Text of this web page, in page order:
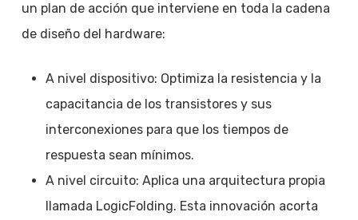
un plan de acción que interviene en toda la cadena
de diseño del hardware:
A nivel dispositivo: Optimiza la resistencia y la
capacitancia de los transistores y sus
interconexiones para que los tiempos de
respuesta sean mínimos.
A nivel circuito: Aplica una arquitectura propia
llamada LogicFolding. Esta innovación acorta